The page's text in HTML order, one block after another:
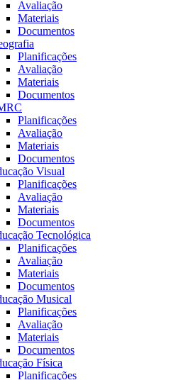
Avaliação
Materiais
Documentos
Planificações
Avaliação
Materiais
Documentos
Planificações
Avaliação
Materiais
Documentos
Visual
Planificações
Avaliação
Materiais
Documentos
Tecnológica
Planificações
Avaliação
Materiais
Documentos
Musical
Planificações
Avaliação
Materiais
Documentos
Fí­sica
Planificações